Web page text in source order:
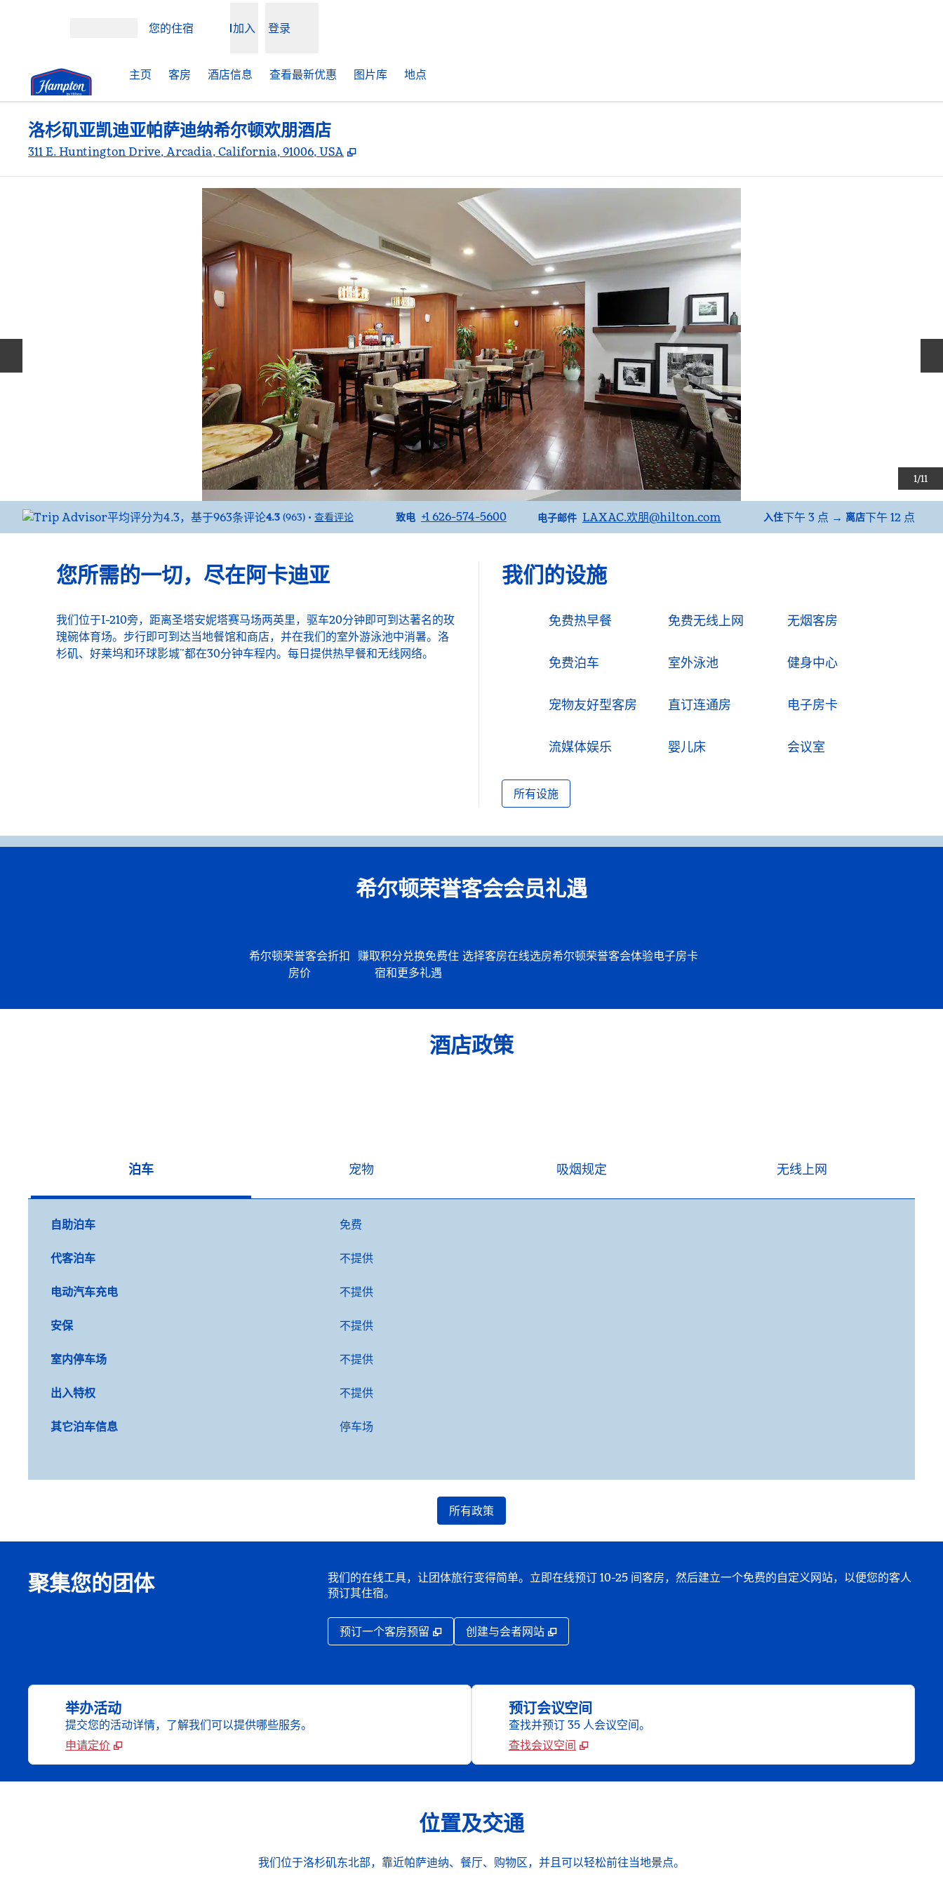
您的住宿 加入 登录
主页 客房 酒店信息 查看最新优惠​ 图片库 地点
洛杉矶亚凯迪亚帕萨迪纳希尔顿欢朋酒店
311 E. Huntington Drive, Arcadia, California, 91006, USA ,
1/11
4.3 (963) • 查看评论 致电
致电 +1 626-574-5600 电子邮件
电邮 LAXAC.欢朋@hilton.com 入住下午 3 点 → 离店下午 12 点
您所需的一切，尽在阿卡迪亚
我们位于I-210旁，距离圣塔安妮塔赛马场两英里，驱车20分钟即可到达著名的玫
瑰碗体育场。步行即可到达当地餐馆和商店，并在我们的室外游泳池中消暑。洛
杉矶、好莱坞和环球影城™都在30分钟车程内。每日提供热早餐和无线网络。
我们的设施
免费热早餐 免费无线上网 无烟客房
免费泊车 室外泳池 健身中心
宠物友好型客房 直订连通房 电子房卡
流媒体娱乐 婴儿床 会议室
所有设施
希尔顿荣誉客会会员礼遇
希尔顿荣誉客会折扣
房价
赚取积分兑换免费住
宿和更多礼遇
选择客房在线选房希尔顿荣誉客会体验电子房卡
酒店政策
泊车 宠物 吸烟规定 无线上网
自助泊车 免费
代客泊车 不提供
电动汽车充电 不提供
安保 不提供
室内停车场 不提供
出入特权 不提供
其它泊车信息 停车场
所有政策
聚集您的团体
我们的在线工具，让团体旅行变得简单。立即在线预订 10-25 间客房，然后建立一个免费的自定义网站，以便您的客人
预订其住宿。
预订一个客房预留 , 打开新选项卡
创建与会者网站 ,
举办活动
提交您的活动详情，了解我们可以提供哪些服务。
申请定价
预订会议空间
查找并预订 35 人会议空间。
查找会议空间
位置及交通
我们位于洛杉矶东北部，靠近帕萨迪纳、餐厅、购物区，并且可以轻松前往当地景点。